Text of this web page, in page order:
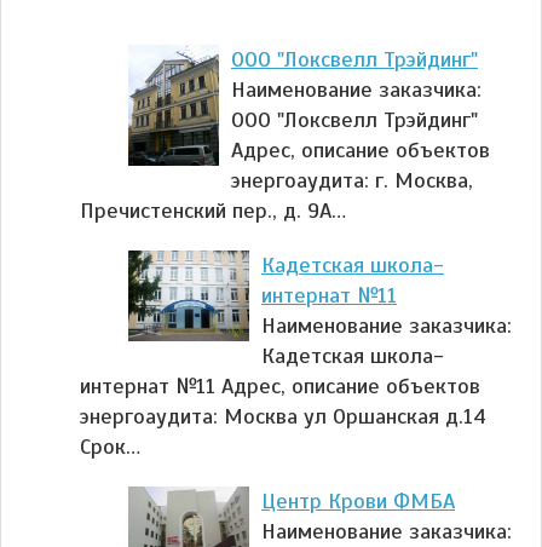
ООО "Локсвелл Трэйдинг"
Наименование заказчика:
ООО "Локсвелл Трэйдинг"
Адрес, описание объектов
энергоаудита: г. Москва,
Пречистенский пер., д. 9А…
Кадетская школа-
интернат №11
Наименование заказчика:
Кадетская школа-
интернат №11 Адрес, описание объектов
энергоаудита: Москва ул Оршанская д.14
Срок…
Центр Крови ФМБА
Наименование заказчика: